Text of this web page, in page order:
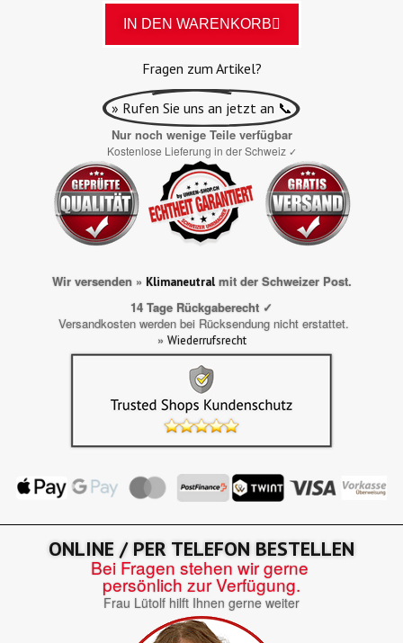
IN DEN WARENKORB
Fragen zum Artikel?
» Rufen Sie uns an jetzt an 📞
Nur noch wenige Teile verfügbar
Kostenlose Lieferung in der Schweiz ✓
Wir versenden » Klimaneutralmit der Schweizer Post.
14 Tage Rückgaberecht ✓
Versandkosten werden bei Rücksendung nicht erstattet.
» Wiederrufsrecht
ONLINE / PER TELEFON BESTELLEN
Bei Fragen stehen wir gerne
persönlich zur Verfügung.
Frau Lütolf hilft Ihnen gerne weiter